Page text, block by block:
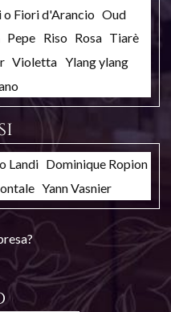
o Fiori d'Arancio Oud
Pepe Riso Rosa Tiarè
Violetta Ylang ylang
Landi Dominique Ropion
Yann Vasnier